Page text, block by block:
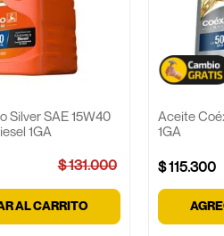
Silver SAE 15W40
1GA
$131.000
AL CARRITO
Aceite
1GA
$115.300